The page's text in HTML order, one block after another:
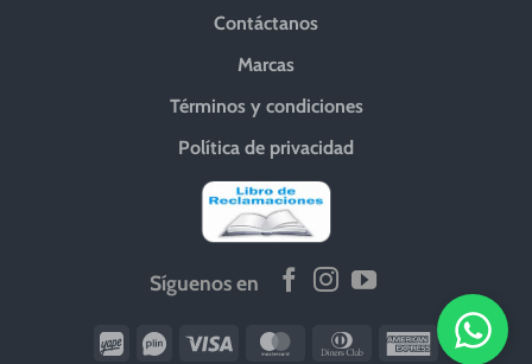
Contáctanos
Marcas
Términos y condiciones
Política de privacidad
Síguenos en
Wirecard
Vipps Visa MasterCardDinners
American